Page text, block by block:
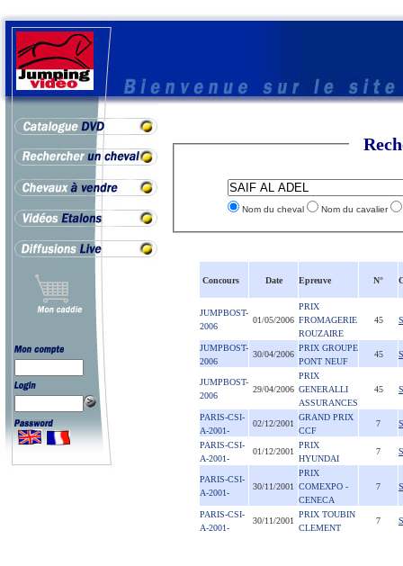
Nom du cheval Nom du cavalier
Concours Date Epreuve N°
JUMPBOST-
2006
01/05/2006
PRIX
FROMAGERIE
ROUZAIRE
45
JUMPBOST-
2006
30/04/2006
PRIX GROUPE
PONT NEUF
45
JUMPBOST-
2006
29/04/2006
PRIX
GENERALLI
ASSURANCES
45
PARIS-CSI-
A-2001-
02/12/2001
GRAND PRIX
CCF
7
PARIS-CSI-
A-2001-
01/12/2001
PRIX
HYUNDAI
7
PARIS-CSI-
A-2001-
30/11/2001
PRIX
COMEXPO -
CENECA
7
PARIS-CSI-
A-2001-
30/11/2001
PRIX TOUBIN
CLEMENT
7